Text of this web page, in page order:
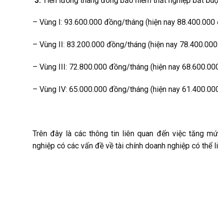
– Vùng I: 93.600.000 đồng/tháng (hiện nay
– Vùng II: 83.200.000 đồng/tháng (hiện nay
– Vùng III: 72.800.000 đồng/tháng (hiện nay
– Vùng IV: 65.000.000 đồng/tháng (hiện nay
Trên đây là các thông tin liên quan đến việc tăng
nghiệp có các vấn đề về tài chính doanh nghiệp có